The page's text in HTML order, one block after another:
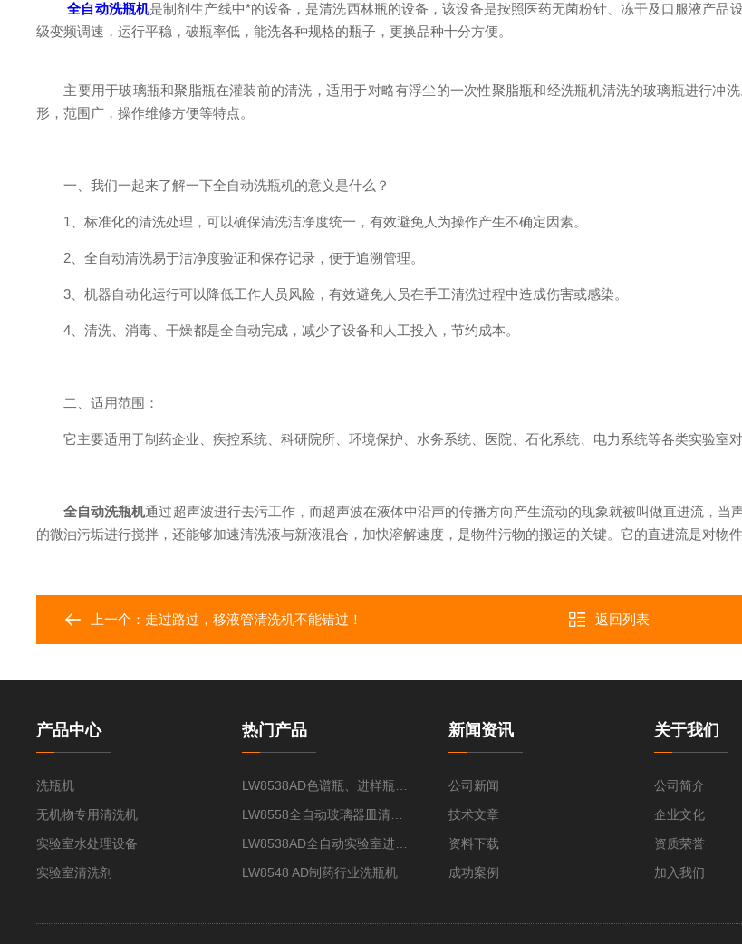
全自动洗瓶机是制剂生产线中*的设备，是清洗西林瓶的设备，该设备是按照医药无菌粉针、冻干及口服液产
级变频调速，运行平稳，破瓶率低，能洗各种规格的瓶子，更换品种十分方便。
主要用于玻璃瓶和聚脂瓶在灌装前的清洗，适用于对略有浮尘的一次性聚脂瓶和经洗瓶机清洗的玻璃瓶进行冲
形，范围广，操作维修方便等特点。
一、我们一起来了解一下全自动洗瓶机的意义是什么？
1、标准化的清洗处理，可以确保清洗洁净度统一，有效避免人为操作产生不确定因素。
2、全自动清洗易于洁净度验证和保存记录，便于追溯管理。
3、机器自动化运行可以降低工作人员风险，有效避免人员在手工清洗过程中造成伤害或感染。
4、清洗、消毒、干燥都是全自动完成，减少了设备和人工投入，节约成本。
二、适用范围：
它主要适用于制药企业、疾控系统、科研院所、环境保护、水务系统、医院、石化系统、电力系统等各类实验室
全自动洗瓶机通过超声波进行去污工作，而超声波在液体中沿声的传播方向产生流动的现象就被叫做直进流，
的微油污垢进行搅拌，还能够加速清洗液与新液混合，加快溶解速度，是物件污物的搬运的关键。它的直进流是对物
上一个： 走过路过，移液管清洗机不能错过！ 返回列表
产品中心
洗瓶机
无机物专用清洗机
实验室水处理设备
实验室清洗剂
热门产品
LW8548 AD制药行业洗瓶机
新闻资讯
公司新闻
技术文章
资料下载
成功案例
关于我们
公司简介
企业文化
资质荣誉
加入我们